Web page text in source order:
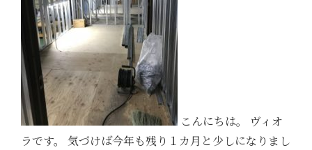
こんにちは。 ヴィオ
ラです。 気づけば今年も残り１カ月と少しになりまし